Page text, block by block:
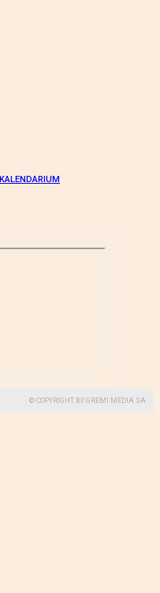
KALENDARIUM
© COPYRIGHT BY GREMI MEDIA SA